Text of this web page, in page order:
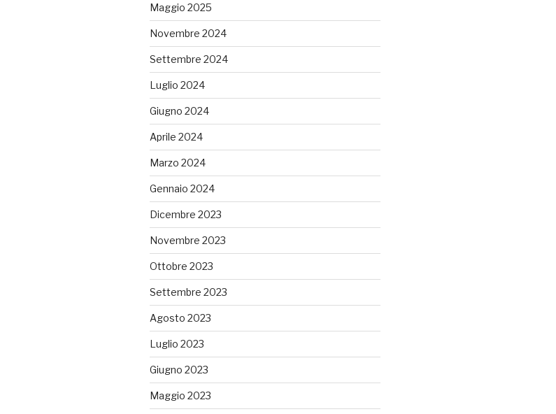
Maggio 2025
Novembre 2024
Settembre 2024
Luglio 2024
Giugno 2024
Aprile 2024
Marzo 2024
Gennaio 2024
Dicembre 2023
Novembre 2023
Ottobre 2023
Settembre 2023
Agosto 2023
Luglio 2023
Giugno 2023
Maggio 2023